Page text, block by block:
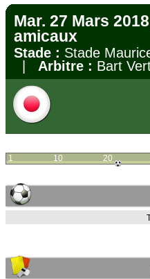
Mar. 27 Mars
amicaux
Stade : Stade
Arbitre : Bart
1 10 20